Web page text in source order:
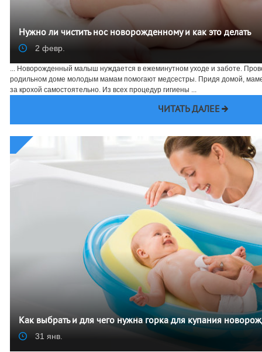
Нужно ли чистить нос новорожденному и как это делать
2 февр.
... Новорожденный малыш нуждается в ежеминутном уходе и заботе.
родильном доме молодым мамам помогают медсестры. Придя домой,
за крохой самостоятельно. Из всех процедур гигиены ...
ЧИТАТЬ ДАЛЕЕ
Как выбрать и для чего нужна горка для купания
31 янв.